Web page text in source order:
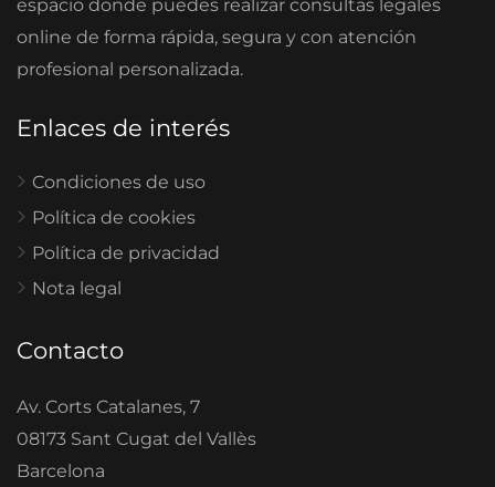
espacio donde puedes realizar consultas legales
online de forma rápida, segura y con atención
profesional personalizada.
Enlaces de interés
Condiciones de uso
Política de cookies
Política de privacidad
Nota legal
Contacto
Av. Corts Catalanes, 7
08173 Sant Cugat del Vallès
Barcelona